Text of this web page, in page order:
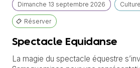
Dimanche 13 septembre 2026
Réserver
Spectacle Equidanse
La magie du spectacle équestre